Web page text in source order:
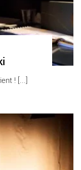
! [...]
Clichy Théâtre